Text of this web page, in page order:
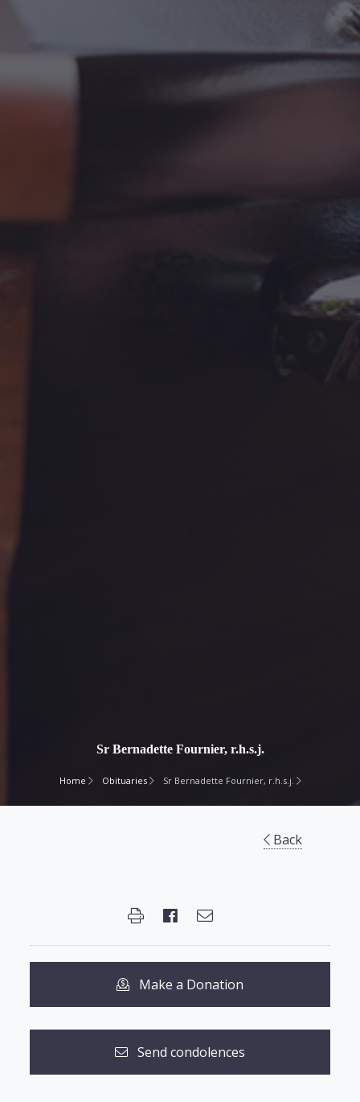
Sr Bernadette Fournier, r.h.s.j.
Home Obituaries Sr Bernadette Fournier, r.h.s.j.
Back
Make a Donation
Send condolences